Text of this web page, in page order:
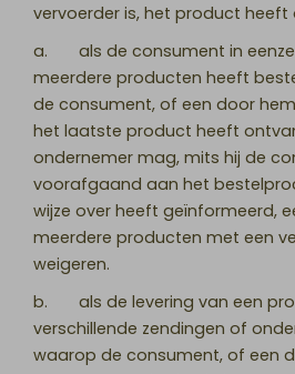
vervoerder is, het product heeft
a. als de consument in
meerdere producten heeft
de consument, of een door
het laatste product heeft
ondernemer mag, mits hij de
voorafgaand aan het
wijze over heeft geïnformeerd,
meerdere producten met een
weigeren.
b. als de levering van een
verschillende zendingen of
waarop de consument, of een